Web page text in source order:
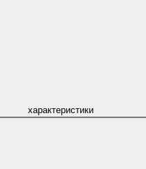
характеристики